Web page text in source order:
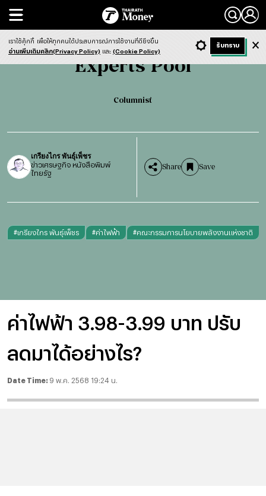
Search
Experts pool Columnist
Experts Pool
Columnist
เกรียงไกร พันธ์ุเพ็ชร
ข่าวเศรษฐกิจ หนังสือพิมพ์
ไทยรัฐ
Share Save
#เกรียงไกร พันธุ์เพ็ชร #ค่าไฟฟ้า #คณะกรรมการนโยบายพลังงานแห่งชาติ
ค่าไฟฟ้า 3.98-3.99 บาท ปรับ
ลดมาได้อย่างไร?
Date Time: 9 พ.ค. 2568 19:24 น.
- ก + ก Dark ฟังข่าว
เราใช้คุ้กกี้ เพื่อให้ทุกคนได้ประสบการณ์การใช้งานที่ดียิ่งขึ้น
อ่านเพิ่มเติมคลิก(Privacy Policy) และ (Cookie Policy)
รับทราบ